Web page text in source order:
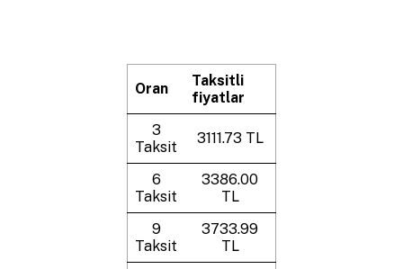
Oran
Taksitli
fiyatlar
3
Taksit
3111.73 TL
6
Taksit
3386.00
TL
9
Taksit
3733.99
TL